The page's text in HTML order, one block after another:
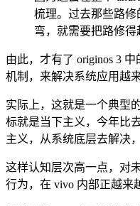
梳理。过去那些路
弯，就需要把路修得
由此，才有了 originos 3
机制，来解决系统应用越
实际上，这就是一个典型
标就是当下主义，今年比
主义，从系统底层去解决
这样认知层次高一点，对
行为，在 vivo 内部正越来